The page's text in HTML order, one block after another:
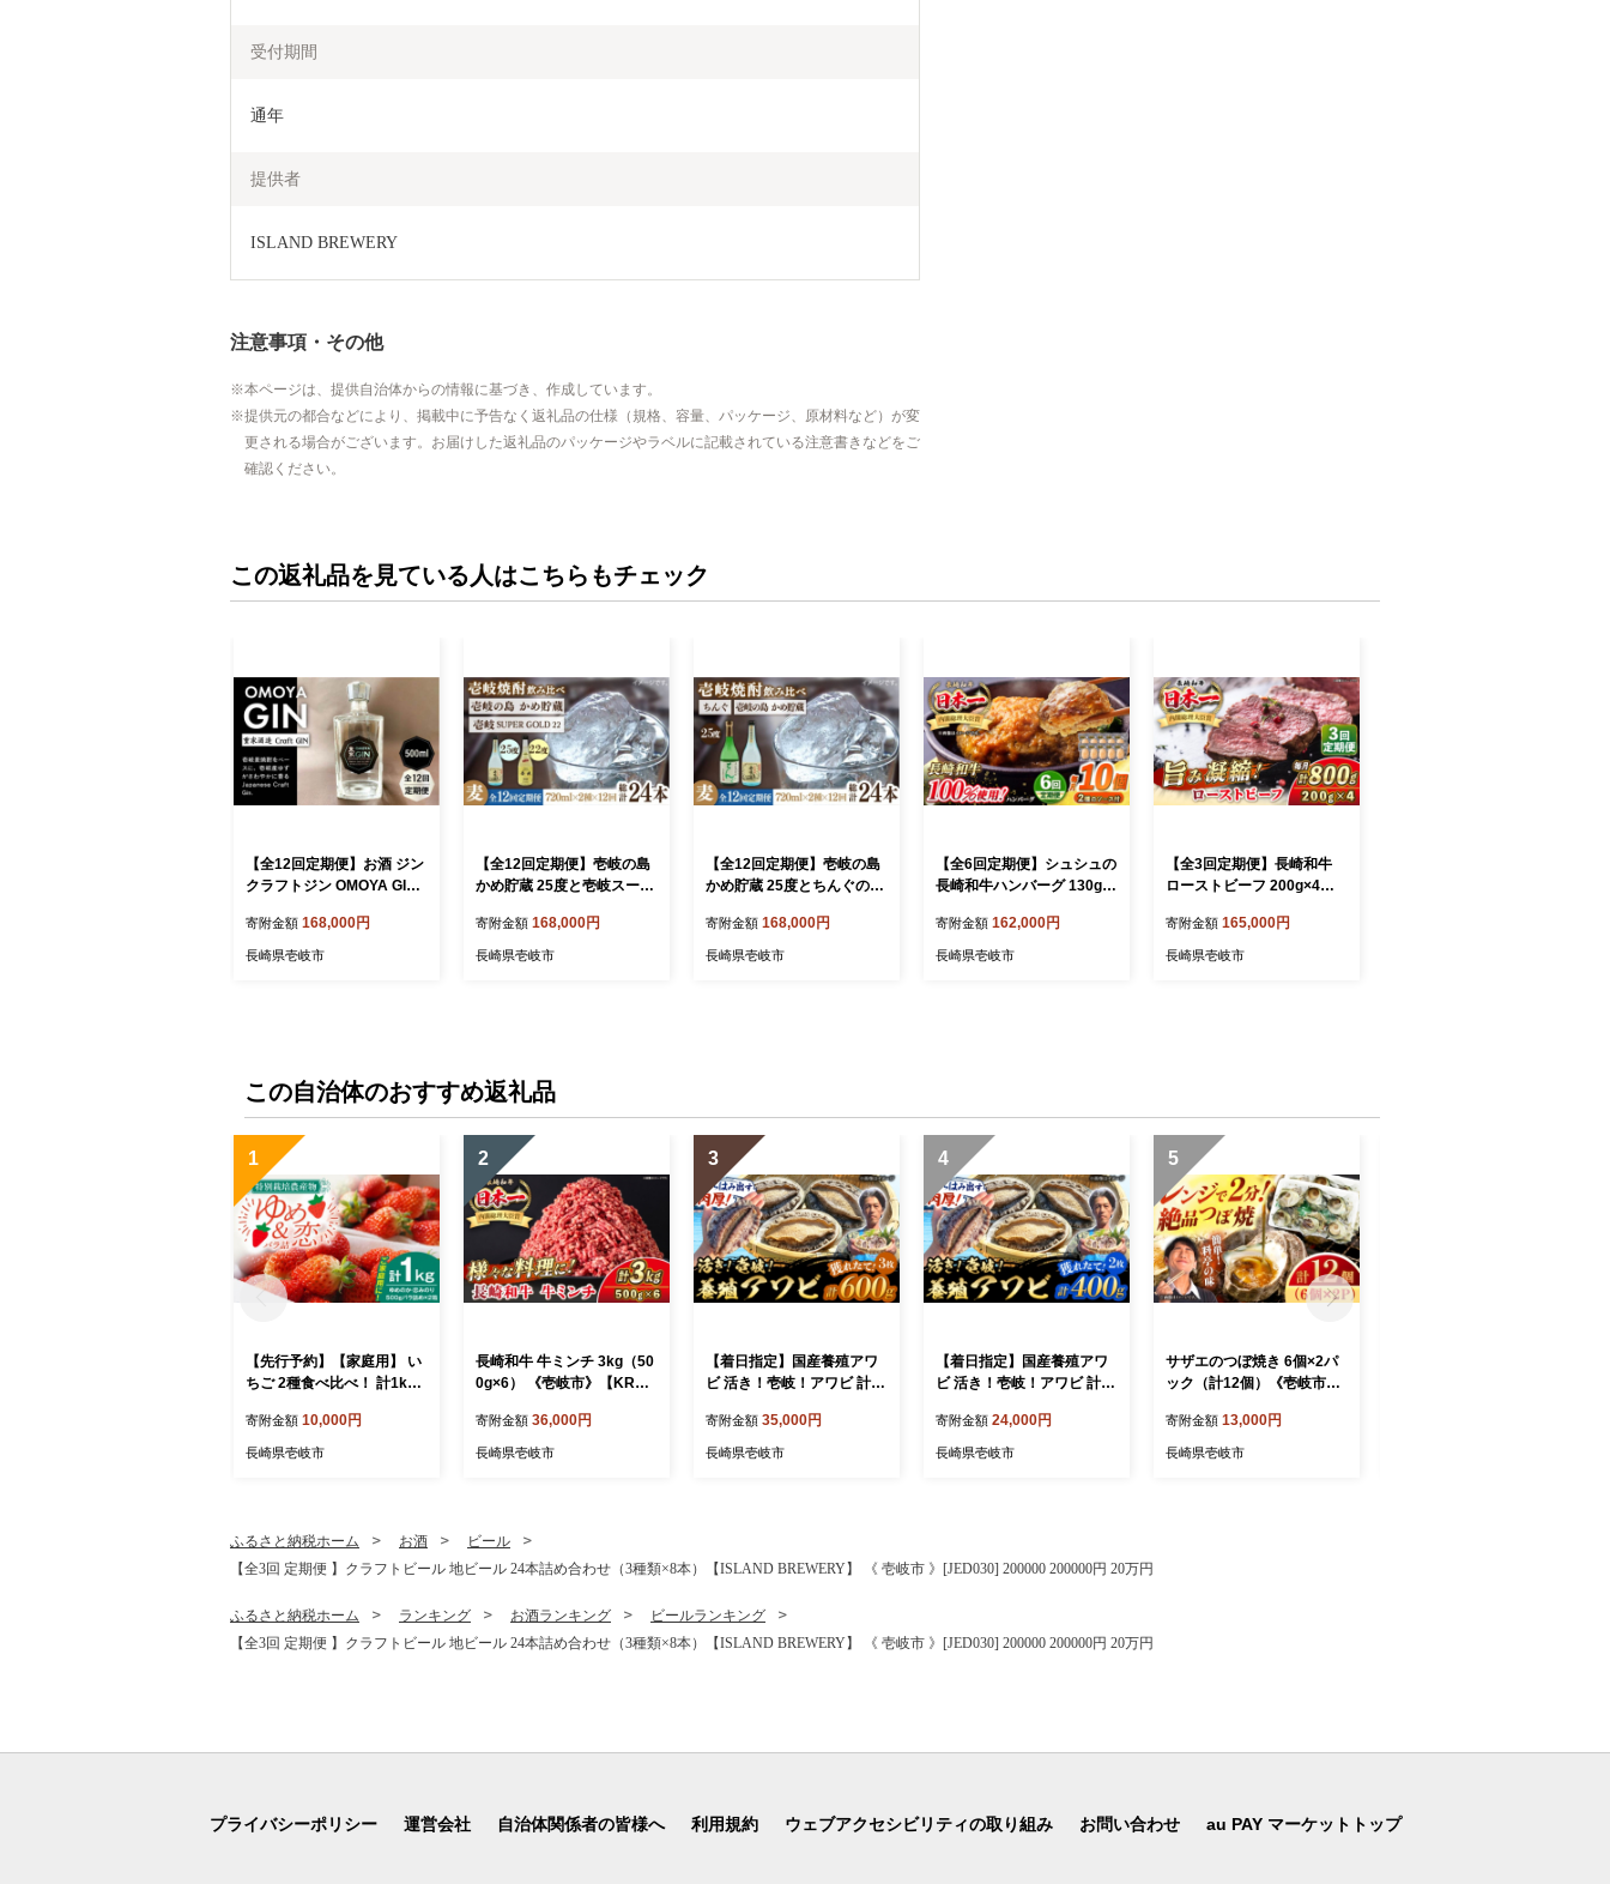
受付期間
通年
提供者
ISLAND BREWERY
注意事項・その他
本ページは、提供自治体からの情報に基づき、作成しています。
提供元の都合などにより、掲載中に予告なく返礼品の仕様（規格、容量、パッケージ、原材料など）が変
更される場合がございます。お届けした返礼品のパッケージやラベルに記載されている注意書きなどをご
確認ください。
この返礼品を見ている人はこちらもチェック
【全12回定期便】お酒 ジン
クラフトジン OMOYA GIN
造】 [JCU008] 200000 200
000円 20万円
寄附金額 168,000円
長崎県壱岐市
【全12回定期便】壱岐の島
かめ貯蔵 25度と壱岐スーパ
DB215] 200000 200000円
20万円
寄附金額 168,000円
長崎県壱岐市
【全12回定期便】壱岐の島
かめ貯蔵 25度とちんぐのセ
000円 20万円
寄附金額 168,000円
長崎県壱岐市
【全6回定期便】シュシュの
長崎和牛ハンバーグ 130g×
ュシュ】 牛 牛肉 和牛 国産
長崎和牛 ハンバーグ 小分け
寄附金額 162,000円
長崎県壱岐市
【全3回定期便】長崎和牛
ローストビーフ 200g×4
T】 A5 A4 冷凍 和牛 肉 牛
肉 BBQ [JER153] 200000
寄附金額 165,000円
長崎県壱岐市
この自治体のおすすめ返礼品
1
【先行予約】【家庭用】 い
ちご 2種食べ比べ！ 計1kg
【2027年2月以降順次発
送】《壱岐市》【蒼花】[JE
寄附金額 10,000円
長崎県壱岐市
2
長崎和牛 牛ミンチ 3kg（50
0g×6） 《壱岐市》【KRAZ
ミンチ 牛ミンチ ひき肉 挽
肉 挽き肉 小分け ハンバー
寄附金額 36,000円
長崎県壱岐市
3
【着日指定】国産養殖アワ
ビ 活き！壱岐！アワビ 計60
市》【住吉水産】アワビ 鮑
養殖 貝 海産物 魚介 魚貝 産
寄附金額 35,000円
長崎県壱岐市
4
【着日指定】国産養殖アワ
ビ 活き！壱岐！アワビ 計40
市》【住吉水産】アワビ 鮑
養殖 貝 海産物 魚介 魚貝 産
寄附金額 24,000円
長崎県壱岐市
5
サザエのつぼ焼き 6個×2パ
ック（計12個）《壱岐市》
ざえ サザエ 栄螺 つぼ焼き
BBQ おつまみ つまみ 海鮮
寄附金額 13,000円
長崎県壱岐市
ふるさと納税ホーム お酒
ビール
【全3回 定期便 】クラフトビール 地ビール 24本詰め合わせ（3種類×8本）【ISLAND BREWERY】 《 壱岐市 》[JED030] 200000 200000円 20万円
ふるさと納税ホーム ランキング お酒ランキング
ビールランキング
【全3回 定期便 】クラフトビール 地ビール 24本詰め合わせ（3種類×8本）【ISLAND BREWERY】 《 壱岐市 》[JED030] 200000 200000円 20万円
プライバシーポリシー 運営会社 自治体関係者の皆様へ 利用規約 ウェブアクセシビリティの取り組み お問い合わせ au PAY マーケットトップ